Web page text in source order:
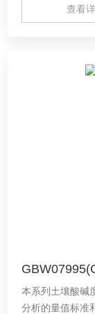
查看
本系列土壤酸碱
分析的量值标准